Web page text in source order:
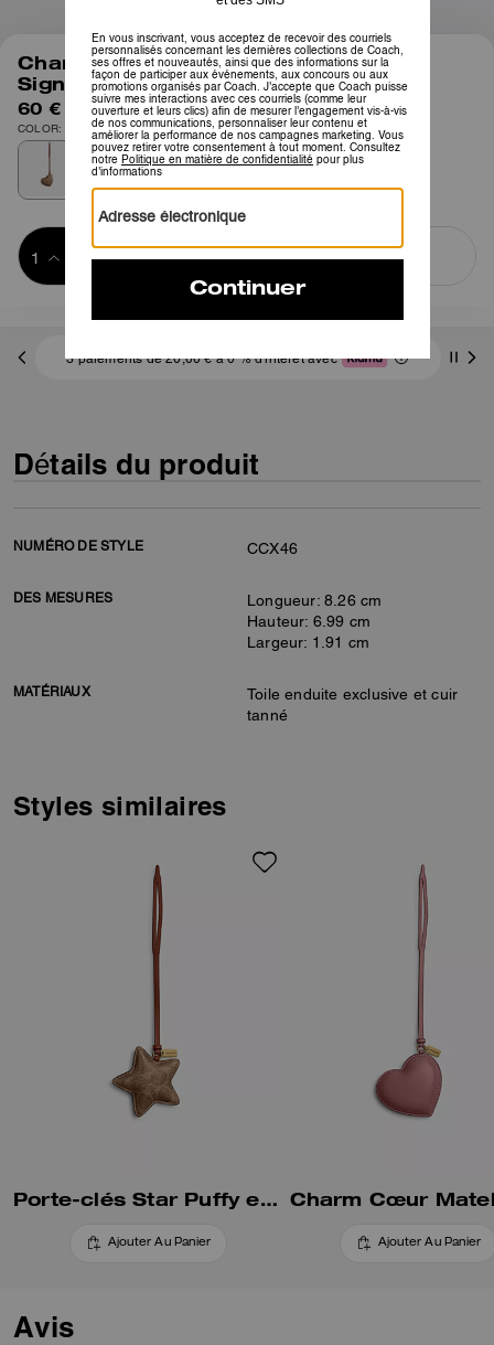
1/2
Charm Cœur Matelassé En Toile
Signature
60 €
COLOR: Laiton/Caramel beige
Ajouter au
BAG
ACHETER MAINTENANT
3 paiements de 20,00 € à 0 % d'intérêt avec
Détails du produit
NUMÉRO DE STYLE CCX46
DES MESURES
Longueur: 8.26 cm
Hauteur: 6.99 cm
Largeur: 1.91 cm
MATÉRIAUX
Toile enduite exclusive et cuir
tanné
Styles similaires
Porte-clés Star Puffy en Toile Signature
Ajouter Au Panier
Charm Cœur
Ajouter Au Panier
Avis